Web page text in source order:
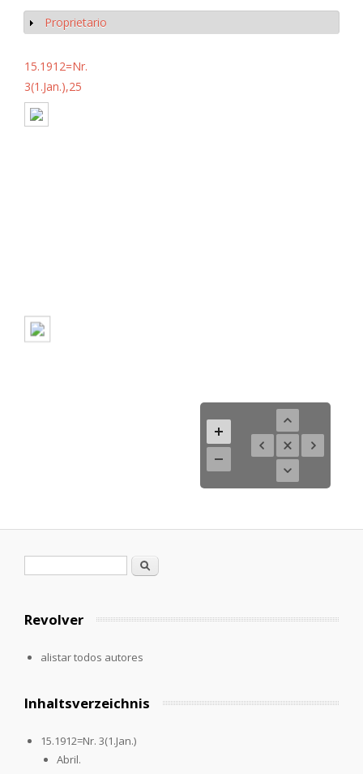
Mostrar
Proprietario
15.1912=Nr.
3(1.Jan.),25
Formulario de búsqueda
Buscar
Revolver
alistar todos autores
Inhaltsverzeichnis
15.1912=Nr. 3(1.Jan.)
Abril.